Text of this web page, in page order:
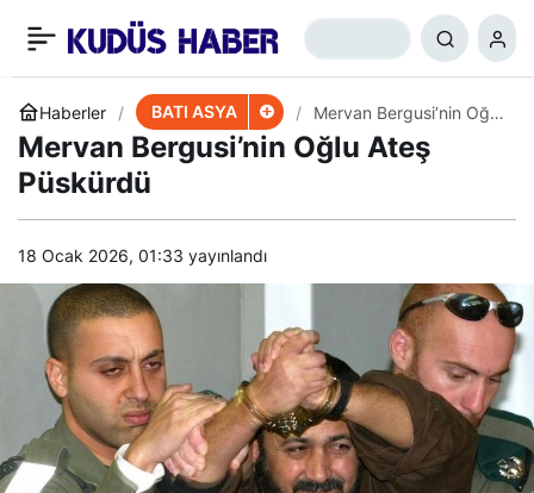
Haberler BATI ASYA
Mervan Bergusi’nin Oğlu
Ateş Püskürdü
Mervan Bergusi’nin Oğlu Ateş
Püskürdü
18 Ocak 2026, 01:33 yayınlandı
Ensarullah Me’rib’de
İlerliyor
+ 0 Paylaş